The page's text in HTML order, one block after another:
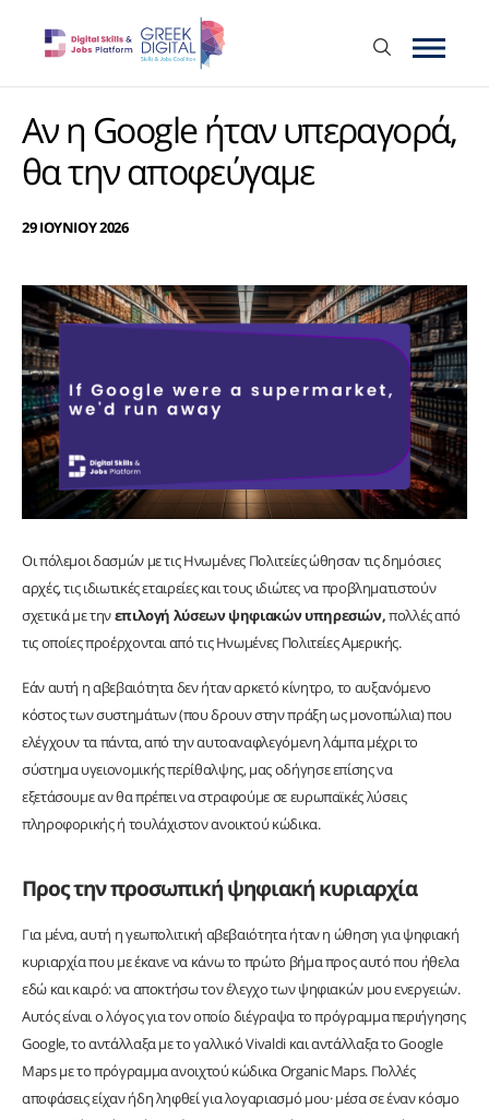
Αν η Google ήταν υπεραγορά,
θα την αποφεύγαμε
29 ΙΟΥΝΙΟΥ 2026
Οι πόλεμοι δασμών με τις Ηνωμένες Πολιτείες ώθησαν τις δημόσιες
αρχές, τις ιδιωτικές εταιρείες και τους ιδιώτες να προβληματιστούν
σχετικά με τηνεπιλογή λύσεων ψηφιακών υπηρεσιών,πολλές από
τις οποίες προέρχονται από τις Ηνωμένες Πολιτείες Αμερικής.
Εάν αυτή η αβεβαιότητα δεν ήταν αρκετό κίνητρο, το αυξανόμενο
κόστος των συστημάτων (που δρουν στην πράξη ως μονοπώλια) που
ελέγχουν τα πάντα, από την αυτοαναφλεγόμενη λάμπα μέχρι το
σύστημα υγειονομικής περίθαλψης, μας οδήγησε επίσης να
εξετάσουμε αν θα πρέπει να στραφούμε σε ευρωπαϊκές λύσεις
πληροφορικής ή τουλάχιστον ανοικτού κώδικα.
Προς την προσωπική ψηφιακή κυριαρχία
Για μένα, αυτή η γεωπολιτική αβεβαιότητα ήταν η ώθηση για ψηφιακή
κυριαρχία που με έκανε να κάνω το πρώτο βήμα προς αυτό που ήθελα
εδώ και καιρό: να αποκτήσω τον έλεγχο των ψηφιακών μου ενεργειών.
Αυτός είναι ο λόγος για τον οποίο διέγραψα το πρόγραμμα περιήγησης
Google, το αντάλλαξα με το γαλλικό Vivaldi και αντάλλαξα το Google
Maps με το πρόγραμμα ανοιχτού κώδικα Organic Maps. Πολλές
αποφάσεις είχαν ήδη ληφθεί για λογαριασμό μου· μέσα σε έναν κόσμο